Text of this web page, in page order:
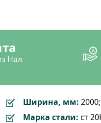
Нал
Ширина, мм: 2000;
Марка стали: cт